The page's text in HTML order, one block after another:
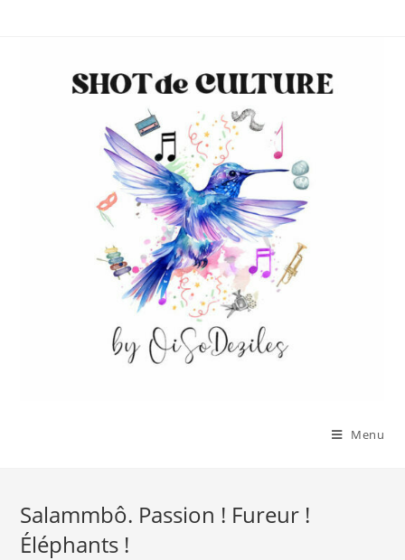
Menu
Salammbô. Passion ! Fureur !
Éléphants !